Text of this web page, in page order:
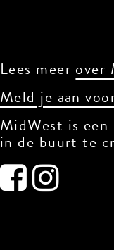
Lees meer over
Meld je aan
MidWest is
in de buurt te